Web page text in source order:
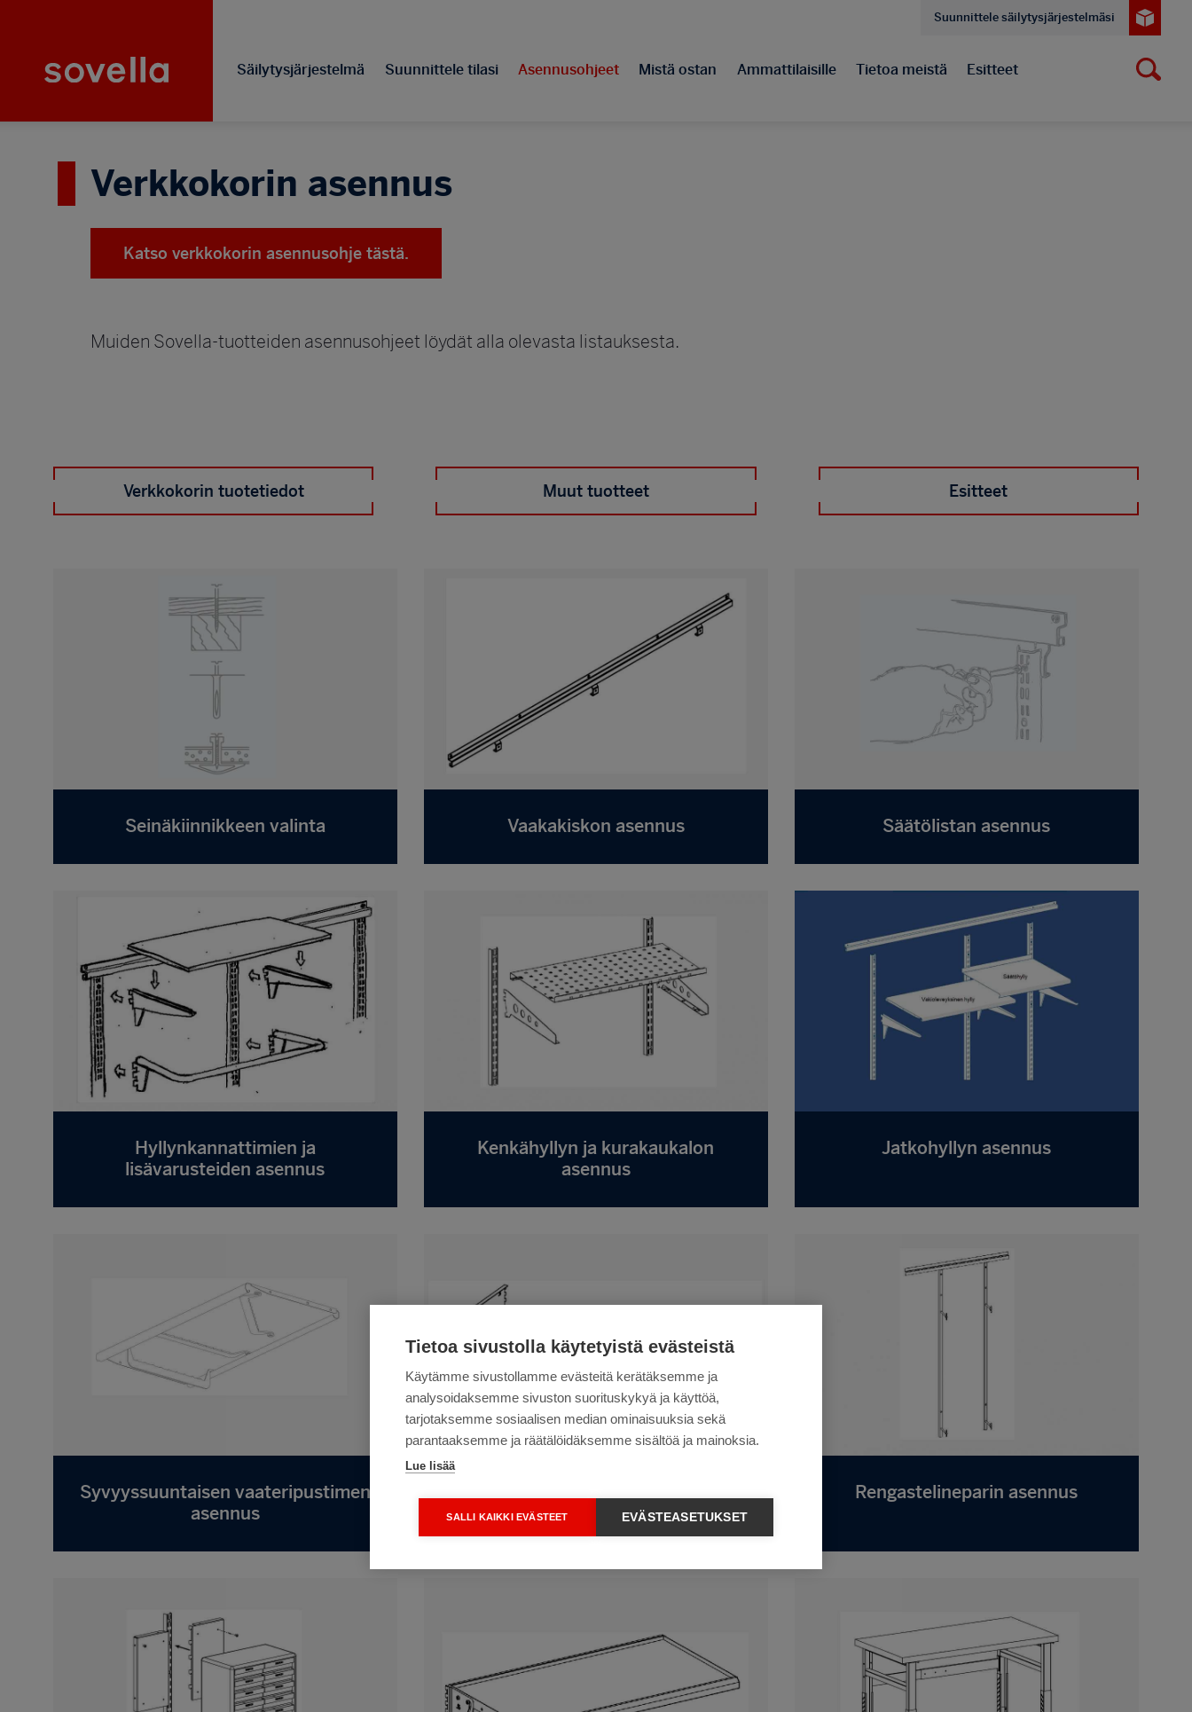
Suunnittele säilytysjärjestelmäsi
Säilytysjärjestelmä Suunnittele tilasi Asennusohjeet Mistä ostan Ammattilaisille Tietoa meistä Esitteet
Verkkokorin asennus
Katso verkkokorin asennusohje tästä.
Muiden Sovella-tuotteiden asennusohjeet löydät alla olevasta listauksesta.
Verkkokorin tuotetiedot Muut tuotteet Esitteet
Seinäkiinnikkeen valinta Vaakakiskon asennus Säätölistan asennus
Hyllynkannattimien ja
lisävarusteiden asennus
Kenkähyllyn ja kurakaukalon
asennus
Jatkohyllyn asennus
Syvyyssuuntaisen vaateripustimen
asennus
asennus
Rengastelineparin asennus
Tietoa sivustolla käytetyistä evästeistä
Käytämme sivustollamme evästeitä kerätäksemme ja
analysoidaksemme sivuston suorituskykyä ja käyttöä,
tarjotaksemme sosiaalisen median ominaisuuksia sekä
parantaaksemme ja räätälöidäksemme sisältöä ja mainoksia.
Lue lisää
SALLI KAIKKI EVÄSTEET EVÄSTEASETUKSET